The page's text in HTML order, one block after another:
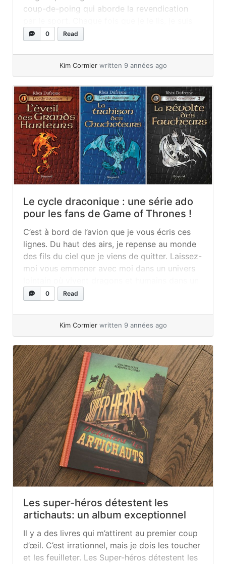
coup-de-poing qui aborde la revendication
envahie par les émotions devant tant
lorsque j’en fais la lecture à... »read more
0 Read
Kim Cormier written 9 années ago
Le cycle draconique : une série ado
pour les fans de Game of Thrones !
C’est à bord de l’avion que je vous écris ces
lignes. Du haut des airs, je repense au monde
des fils du ciel que je viens de quitter. Laissez-
moi vous emmener avec moi dans un univers
décor fantastique, celui de la série Le cycle
0 Read
Kim Cormier written 9 années ago
Les super-héros détestent les
artichauts: un album exceptionnel
Il y a des livres qui m’attirent au premier coup
d’œil. C’est irrationnel, mais je dois les toucher
et les feuilleter. Les Super-héros détestent les